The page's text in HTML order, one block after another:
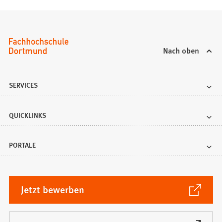
springen.
Nach oben
SERVICES
QUICKLINKS
PORTALE
Jetzt bewerben
(Öffnet
in
einem